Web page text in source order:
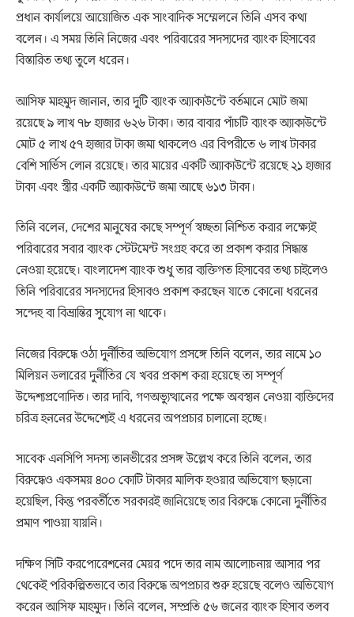
প্রধান কার্যালয়ে আয়োজিত এক সাংবাদিক সম্মেলনে তিনি এসব কথা
বলেন। এ সময় তিনি নিজের এবং পরিবারের সদস্যদের ব্যাংক হিসাবের
বিস্তারিত তথ্য তুলে ধরেন।
আসিফ মাহমুদ জানান, তার দুটি ব্যাংক অ্যাকাউন্টে বর্তমানে মোট জমা
রয়েছে ৯ লাখ ৭৮ হাজার ৬২৬ টাকা। তার বাবার পাঁচটি ব্যাংক অ্যাকাউন্টে
মোট ৫ লাখ ৫৭ হাজার টাকা জমা থাকলেও এর বিপরীতে ৬ লাখ টাকার
বেশি সার্ভিস লোন রয়েছে। তার মায়ের একটি অ্যাকাউন্টে রয়েছে ২১ হাজার
টাকা এবং স্ত্রীর একটি অ্যাকাউন্টে জমা আছে ৬১৩ টাকা।
তিনি বলেন, দেশের মানুষের কাছে সম্পূর্ণ স্বচ্ছতা নিশ্চিত করার লক্ষ্যেই
পরিবারের সবার ব্যাংক স্টেটমেন্ট সংগ্রহ করে তা প্রকাশ করার সিদ্ধান্ত
নেওয়া হয়েছে। বাংলাদেশ ব্যাংক শুধু তার ব্যক্তিগত হিসাবের তথ্য চাইলেও
তিনি পরিবারের সদস্যদের হিসাবও প্রকাশ করছেন যাতে কোনো ধরনের
সন্দেহ বা বিভ্রান্তির সুযোগ না থাকে।
নিজের বিরুদ্ধে ওঠা দুর্নীতির অভিযোগ প্রসঙ্গে তিনি বলেন, তার নামে ১০
মিলিয়ন ডলারের দুর্নীতির যে খবর প্রকাশ করা হয়েছে তা সম্পূর্ণ
উদ্দেশ্যপ্রণোদিত। তার দাবি, গণঅভ্যুত্থানের পক্ষে অবস্থান নেওয়া ব্যক্তিদের
চরিত্র হননের উদ্দেশ্যেই এ ধরনের অপপ্রচার চালানো হচ্ছে।
সাবেক এনসিপি সদস্য তানভীরের প্রসঙ্গ উল্লেখ করে তিনি বলেন, তার
বিরুদ্ধেও একসময় ৪০০ কোটি টাকার মালিক হওয়ার অভিযোগ ছড়ানো
হয়েছিল, কিন্তু পরবর্তীতে সরকারই জানিয়েছে তার বিরুদ্ধে কোনো দুর্নীতির
প্রমাণ পাওয়া যায়নি।
দক্ষিণ সিটি করপোরেশনের মেয়র পদে তার নাম আলোচনায় আসার পর
থেকেই পরিকল্পিতভাবে তার বিরুদ্ধে অপপ্রচার শুরু হয়েছে বলেও অভিযোগ
করেন আসিফ মাহমুদ। তিনি বলেন, সম্প্রতি ৫৬ জনের ব্যাংক হিসাব তলব